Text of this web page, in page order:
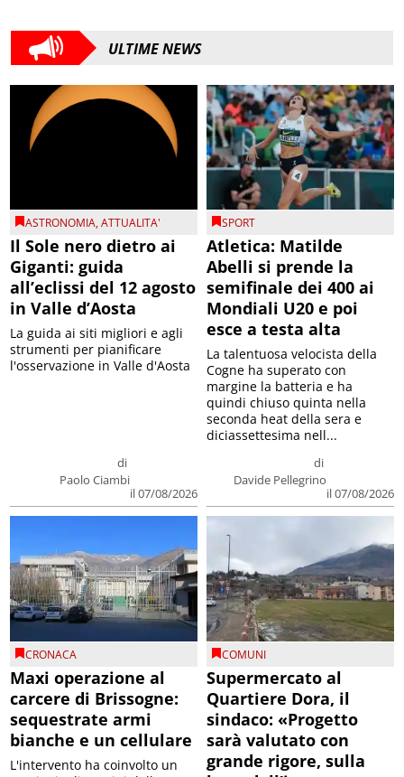
ULTIME NEWS
ASTRONOMIA,ATTUALITA'
Il Sole nero dietro ai
Giganti: guida
all’eclissi del 12 agosto
in Valle d’Aosta
di
Paolo Ciambi
il 07/08/2026
La guida ai siti migliori e agli
strumenti per pianificare
l'osservazione in Valle d'Aosta
SPORT
Atletica: Matilde
Abelli si prende la
semifinale dei 400 ai
Mondiali U20 e poi
esce a testa alta
di
Davide Pellegrino
il 07/08/2026
La talentuosa velocista della
Cogne ha superato con
margine la batteria e ha
quindi chiuso quinta nella
seconda heat della sera e
diciassettesima nell...
CRONACA
Maxi operazione al
carcere di Brissogne:
sequestrate armi
bianche e un cellulare
L'intervento ha coinvolto un
COMUNI
Supermercato al
Quartiere Dora, il
sindaco: «Progetto
sarà valutato con
grande rigore, sulla